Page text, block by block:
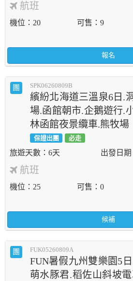
航班
機位 20 可售 9
報名
團 SPK06260809B
繽紛北海道三溫泉6日.
場.函館朝市.企鵝遊行.
林函館夜景纜車.熊牧場
保證出團 必走
6天
航班
機位 25 可售 0
候補
團 FUK05260809A
FUN暑假九州雙樂園5
萌水豚君.稻佐山斜坡